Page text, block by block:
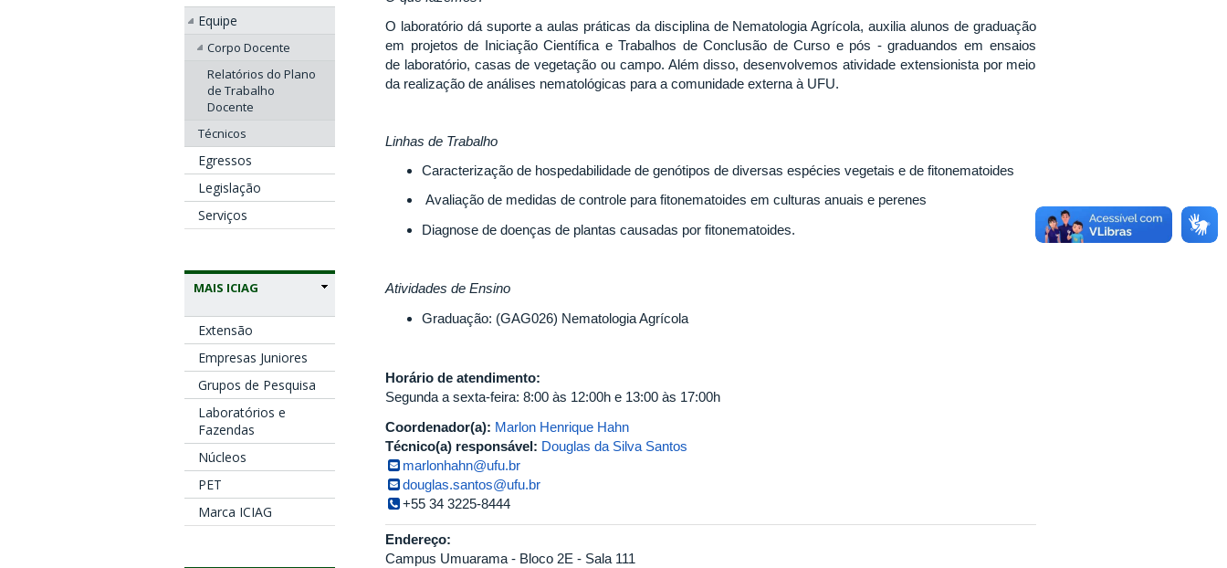
Equipe
Corpo Docente
Relatórios do Plano
de Trabalho
Docente
Técnicos
Egressos
Legislação
Serviços
MAIS ICIAG
Extensão
Empresas Juniores
Grupos de Pesquisa
Laboratórios e
Fazendas
Núcleos
PET
Marca ICIAG
O laboratório dá suporte a aulas práticas da disciplina de Nematologia Agrícola, auxilia alunos de graduação
em projetos de Iniciação Científica e Trabalhos de Conclusão de Curso e pós - graduandos em ensaios
de laboratório, casas de vegetação ou campo. Além disso, desenvolvemos atividade extensionista por meio
da realização de análises nematológicas para a comunidade externa à UFU.
Linhas de Trabalho
Caracterização de hospedabilidade de genótipos de diversas espécies vegetais e de fitonematoides
Avaliação de medidas de controle para fitonematoides em culturas anuais e perenes
Diagnose de doenças de plantas causadas por fitonematoides.
Atividades de Ensino
Graduação: (GAG026) Nematologia Agrícola
Horário de atendimento:
Segunda a sexta-feira: 8:00 às 12:00h e 13:00 às 17:00h
Coordenador(a): Marlon Henrique Hahn
Técnico(a) responsável: Douglas da Silva Santos
marlonhahn@ufu.br
douglas.santos@ufu.br
+55 34 3225-8444
Endereço:
Campus Umuarama - Bloco 2E - Sala 111